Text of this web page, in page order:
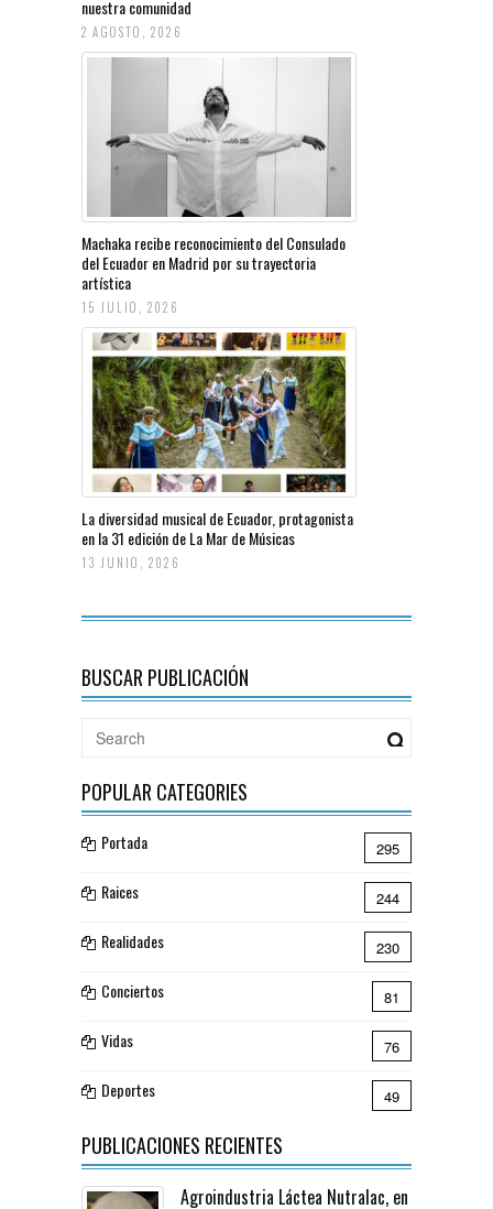
nuestra comunidad
2 AGOSTO, 2026
Machaka recibe reconocimiento del Consulado
del Ecuador en Madrid por su trayectoria
artística
15 JULIO, 2026
La diversidad musical de Ecuador, protagonista
en la 31 edición de La Mar de Músicas
13 JUNIO, 2026
BUSCAR PUBLICACIÓN
POPULAR CATEGORIES
Portada 295
Raices 244
Realidades 230
Conciertos 81
Vidas 76
Deportes 49
PUBLICACIONES RECIENTES
Agroindustria Láctea Nutralac, en